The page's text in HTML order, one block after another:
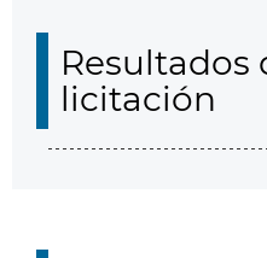
Resultados
licitación